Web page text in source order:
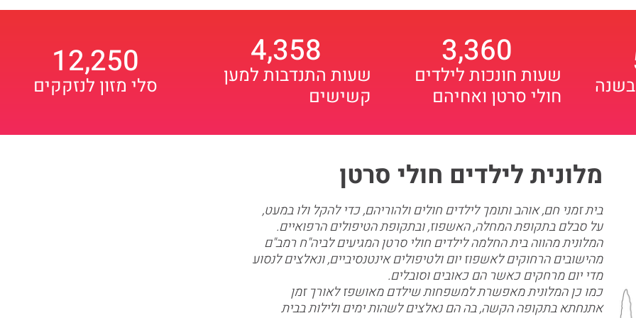
בשנה
שעות חונכות לילדים
חולי סרטן ואחיהם
3,360
שעות התנדבות למען
קשישים
4,358
סלי מזון לנזקקים
12,250
מלונית לילדים חולי סרטן
בית זמני חם, אוהב ותומך לילדים חולים ולהוריהם, כדי להקל ולו במעט,
על סבלם בתקופת המחלה, האשפוז, ובתקופת הטיפולים הרפואיים.
המלונית מהווה בית החלמה לילדים חולי סרטן המגיעים לביה"ח רמב"ם
מהישובים הרחוקים לאשפוז יום ולטיפולים אינטנסיביים, ונאלצים לנסוע
מדי יום מרחקים כאשר הם כאובים וסובלים.
כמו כן המלונית מאפשרת למשפחות שילדם מאושפז לאורך זמן
אתנחתא בתקופה הקשה, בה הם נאלצים לשהות ימים ולילות בבית